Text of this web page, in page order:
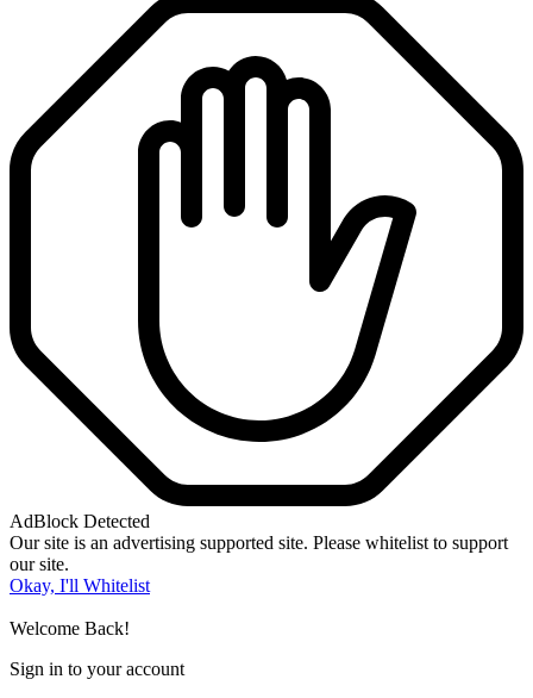
AdBlock Detected
Our site is an advertising supported site. Please whitelist to support
our site.
Okay, I'll Whitelist
Welcome Back!
Sign in to your account